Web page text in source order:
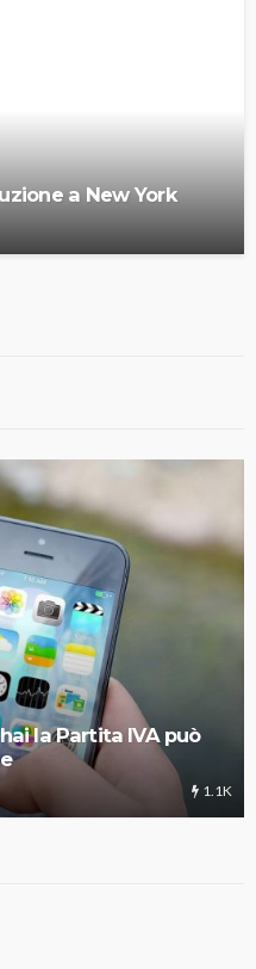
a New York
la Partita IVA può
1.1K